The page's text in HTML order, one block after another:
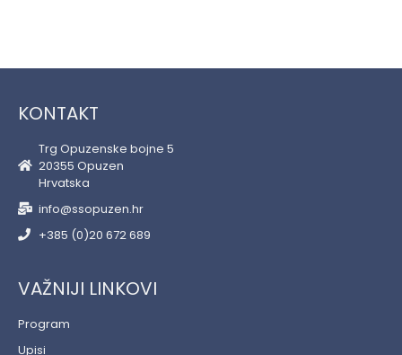
KONTAKT
Trg Opuzenske bojne 5
20355 Opuzen
Hrvatska
info@ssopuzen.hr
+385 (0)20 672 689
VAŽNIJI LINKOVI
Program
Upisi